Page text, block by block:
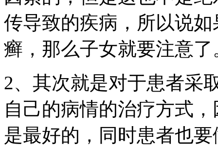
传导致的疾病，所以说
癣，那么子女就要注意了
2、其次就是对于患者采
自己的病情的治疗方式
是最好的，同时患者也